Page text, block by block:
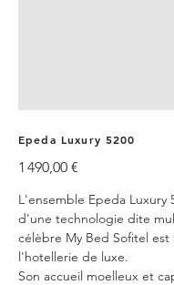
Epeda Luxury 5200
Prix
1 490,00 €
L'ensemble Epeda Luxury
d'une technologie dite
célèbre My Bed Sofitel
l'hotellerie de luxe.
Son accueil moelleux et